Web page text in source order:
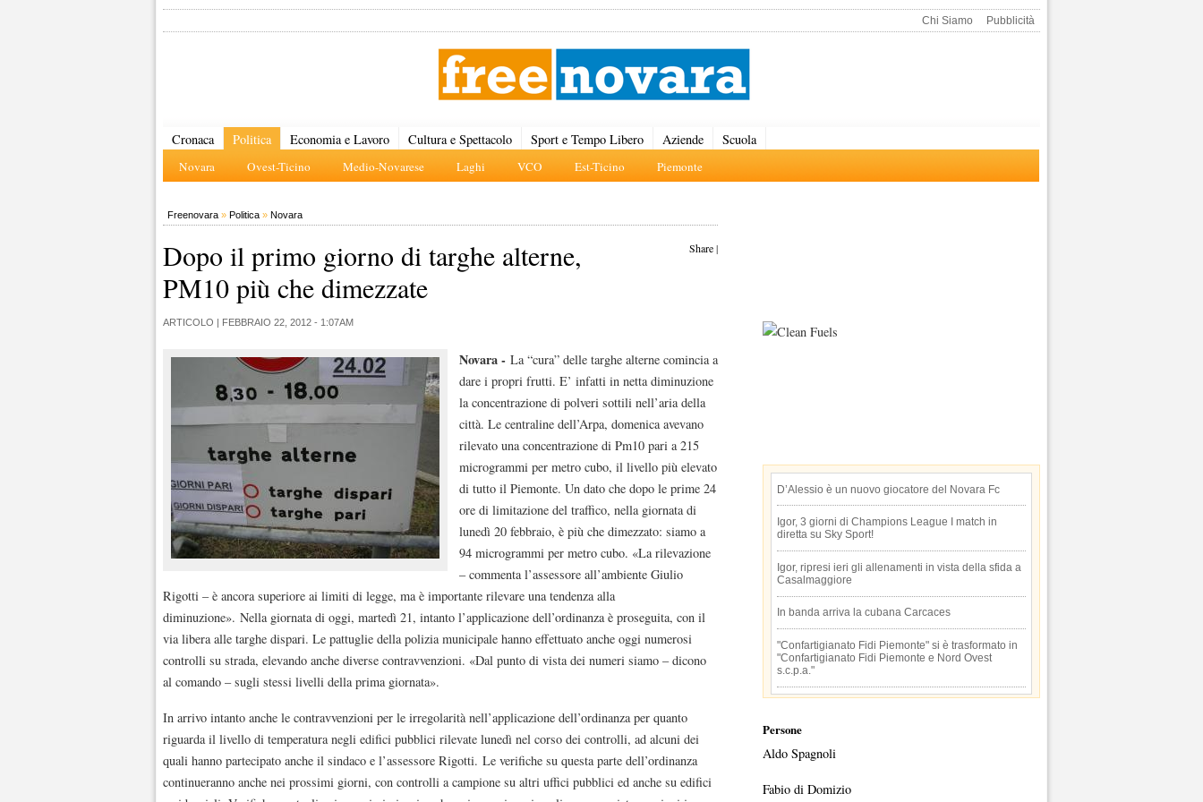
Chi Siamo Pubblicità
Cronaca Politica
Novara Ovest-Ticino Medio-Novarese Laghi VCO Est-Ticino Piemonte
Economia e Lavoro Cultura e Spettacolo Sport e Tempo Libero Aziende Scuola
Freenovara » Politica » Novara
Share|
Dopo il primo giorno di targhe alterne,
PM10 più che dimezzate
ARTICOLO | FEBBRAIO 22, 2012 - 1:07AM
Novara - La “cura” delle targhe alterne comincia a
dare i propri frutti. E’ infatti in netta diminuzione
la concentrazione di polveri sottili nell’aria della
città. Le centraline dell’Arpa, domenica avevano
rilevato una concentrazione di Pm10 pari a 215
microgrammi per metro cubo, il livello più elevato
di tutto il Piemonte. Un dato che dopo le prime 24
ore di limitazione del traffico, nella giornata di
lunedì 20 febbraio, è più che dimezzato: siamo a
94 microgrammi per metro cubo. «La rilevazione
– commenta l’assessore all’ambiente Giulio
Rigotti – è ancora superiore ai limiti di legge, ma è importante rilevare una tendenza alla
diminuzione». Nella giornata di oggi, martedì 21, intanto l’applicazione dell’ordinanza è proseguita, con il
via libera alle targhe dispari. Le pattuglie della polizia municipale hanno effettuato anche oggi numerosi
controlli su strada, elevando anche diverse contravvenzioni. «Dal punto di vista dei numeri siamo – dicono
al comando – sugli stessi livelli della prima giornata».
In arrivo intanto anche le contravvenzioni per le irregolarità nell’applicazione dell’ordinanza per quanto
riguarda il livello di temperatura negli edifici pubblici rilevate lunedì nel corso dei controlli, ad alcuni dei
quali hanno partecipato anche il sindaco e l’assessore Rigotti. Le verifiche su questa parte dell’ordinanza
continueranno anche nei prossimi giorni, con controlli a campione su altri uffici pubblici ed anche su edifici
D’Alessio è un nuovo giocatore del Novara Fc
Igor, 3 giorni di Champions League I match in
diretta su Sky Sport!
Igor, ripresi ieri gli allenamenti in vista della sfida a
Casalmaggiore
In banda arriva la cubana Carcaces
"Confartigianato Fidi Piemonte" si è trasformato in
"Confartigianato Fidi Piemonte e Nord Ovest
s.c.p.a."
Persone
Aldo Spagnoli
Fabio di Domizio